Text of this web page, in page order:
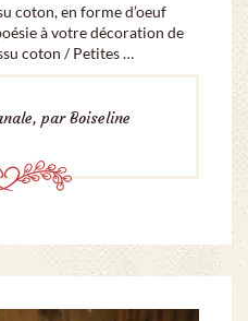
coton, en forme d’oeuf
à votre décoration de
coton / Petites …
par Boiseline